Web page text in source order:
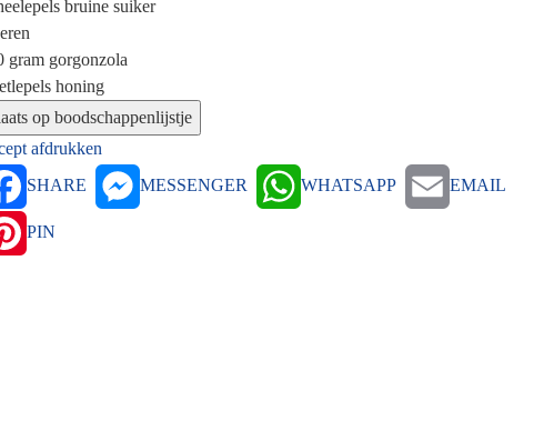
bruine suiker
gram gorgonzola
honing
afdrukken
SHARE
MESSENGER WHATSAPP EMAIL
PIN